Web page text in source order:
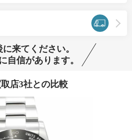
来てください。
自信があります。
店3社との比較